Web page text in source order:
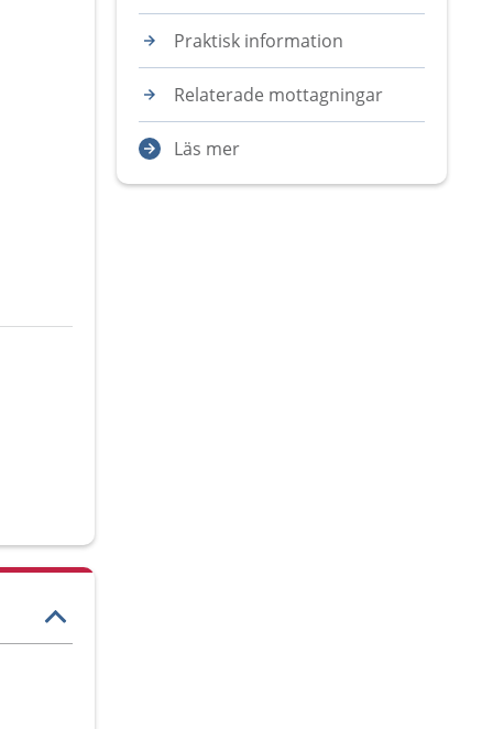
Praktisk information
Relaterade mottagningar
Läs mer